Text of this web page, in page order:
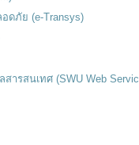
ดภัย (e-Transys)
ารสนเทศ (SWU Web